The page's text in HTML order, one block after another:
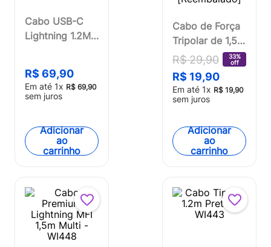
Cabo USB-C
Lightning 1.2M
R$ 69,90
Em até 1x R$ 69,90
sem juros
Adicionar
ao
carrinho
Cabo de Força
Tripolar de 1,5m
- WI238OUT
[Reembalado]
R$ 29,90
33%
off
R$ 19,90
Em até 1x R$ 19,90
sem juros
Adicionar
ao
carrinho